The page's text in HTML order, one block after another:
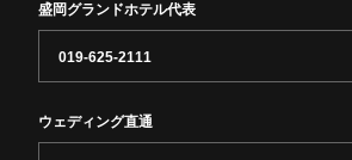
盛岡グランドホテル代表
019-625-2111
ウェディング直通